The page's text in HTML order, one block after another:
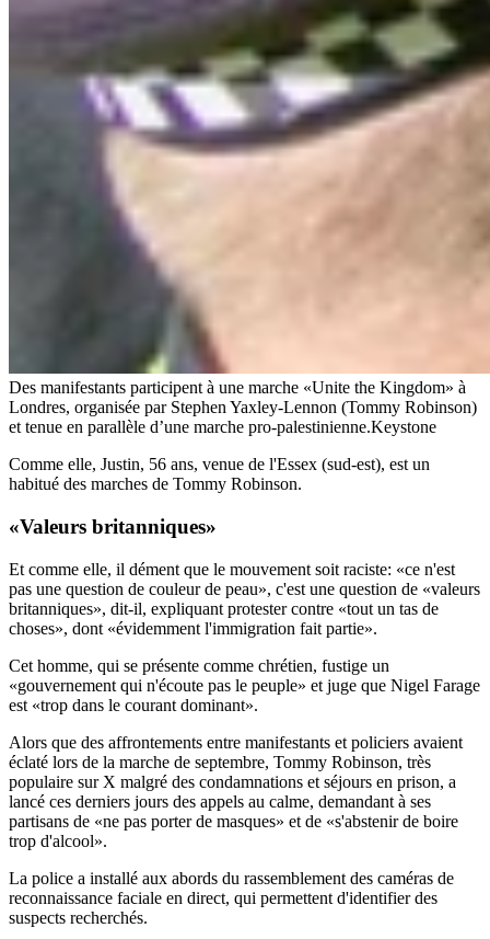
Des manifestants participent à une marche «Unite the Kingdom» à
Londres, organisée par Stephen Yaxley-Lennon (Tommy Robinson)
et tenue en parallèle d’une marche pro-palestinienne.Keystone
Comme elle, Justin, 56 ans, venue de l'Essex (sud-est), est un
habitué des marches de Tommy Robinson.
«Valeurs britanniques»
Et comme elle, il dément que le mouvement soit raciste: «ce n'est
pas une question de couleur de peau», c'est une question de «valeurs
britanniques», dit-il, expliquant protester contre «tout un tas de
choses», dont «évidemment l'immigration fait partie».
Cet homme, qui se présente comme chrétien, fustige un
«gouvernement qui n'écoute pas le peuple» et juge que Nigel Farage
est «trop dans le courant dominant».
Alors que des affrontements entre manifestants et policiers avaient
éclaté lors de la marche de septembre, Tommy Robinson, très
populaire sur X malgré des condamnations et séjours en prison, a
lancé ces derniers jours des appels au calme, demandant à ses
partisans de «ne pas porter de masques» et de «s'abstenir de boire
trop d'alcool».
La police a installé aux abords du rassemblement des caméras de
reconnaissance faciale en direct, qui permettent d'identifier des
suspects recherchés.